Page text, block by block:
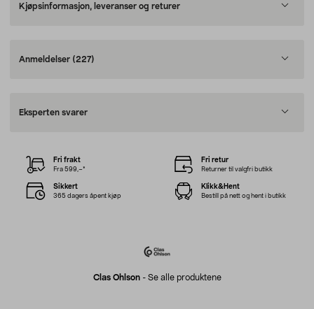
Kjøpsinformasjon, leveranser og returer
Anmeldelser (227)
Eksperten svarer
Clas Ohlson- Se alle produktene
Fri frakt
Fra 599,–*
Fri retur
Returner til valgfri butikk
Sikkert
365 dagers åpent kjøp
Klikk&Hent
Bestill på nett og hent i butikk